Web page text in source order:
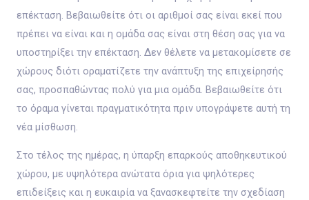
επέκταση. Βεβαιωθείτε ότι οι αριθμοί σας είναι εκεί που
πρέπει να είναι και η ομάδα σας είναι στη θέση σας για να
υποστηρίξει την επέκταση. Δεν θέλετε να μετακομίσετε σε
χώρους διότι οραματίζετε την ανάπτυξη της επιχείρησής
σας, προσπαθώντας πολύ για μια ομάδα. Βεβαιωθείτε ότι
το όραμα γίνεται πραγματικότητα πριν υπογράψετε αυτή τη
νέα μίσθωση.
Στο τέλος της ημέρας, η ύπαρξη επαρκούς αποθηκευτικού
χώρου, με υψηλότερα ανώτατα όρια για ψηλότερες
επιδείξεις και η ευκαιρία να ξανασκεφτείτε την σχεδίαση